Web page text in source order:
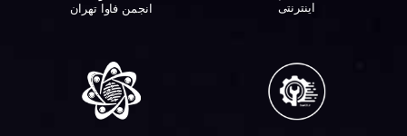
اینترنتی
انجمن فاوا تهران